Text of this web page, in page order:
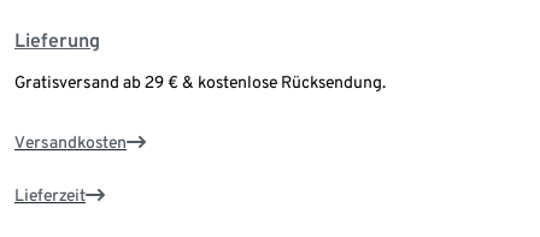
Lieferung
Gratisversand ab 29 € & kostenlose Rücksendung.
Versandkosten
Lieferzeit